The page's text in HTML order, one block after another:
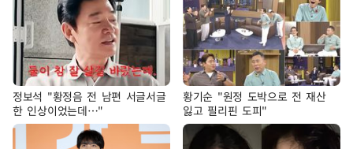
정보석 "황정음 전 남편 서글서글
한 인상이었는데…"
황기순 "원정 도박으로 전 재산
잃고 필리핀 도피"